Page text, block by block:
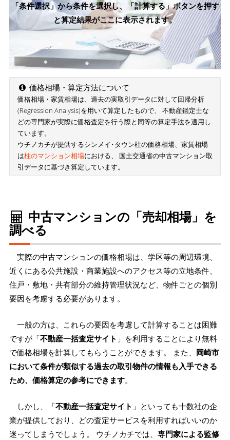
「条件選択」から条件を選択し、「計算する」ボタンを押す
と算定結果がここに表示されます。
価格相場・算定方法について
価格相場・家賃相場は、過去の実取引データに対して回帰分析
(Regression Analysis)を用いて算定したもので、 不動産鑑定士な
どの専門家が実際に価格査定を行う際と同等の算定手法を適用し
ています。
ウチノカチが提供するシンメイ･タウン柱の価格相場、家賃相場
は柱のマンション相場における、 国土交通省の中古マンション取
引データに基づき算定しています。
中古マンションの「売却相場」を
調べる
実際の中古マンションの価格相場は、学区等の周辺環境、
近くにある公共施設・商業施設へのアクセス等の立地条件、
住戸・敷地・共有部分の維持管理状況など、物件ごとの個別
要因を考慮する必要があります。
一般の方は、これらの要因を考慮して計算することは困難
ですが「不動産一括査定サイト 」を利用することにより無料
で価格相場を計算してもらうことができます。 また、 岡崎市
において条件が類似する過去の取引物件の情報も入手できる
ため、価格算定の参考にできます。
しかし、「不動産一括査定サイト 」といっても十数社の企
業が提供しており、どの査定サービスを利用すればいいのか
迷ってしまうでしょう。 ウチノカチでは、 専門家による監修